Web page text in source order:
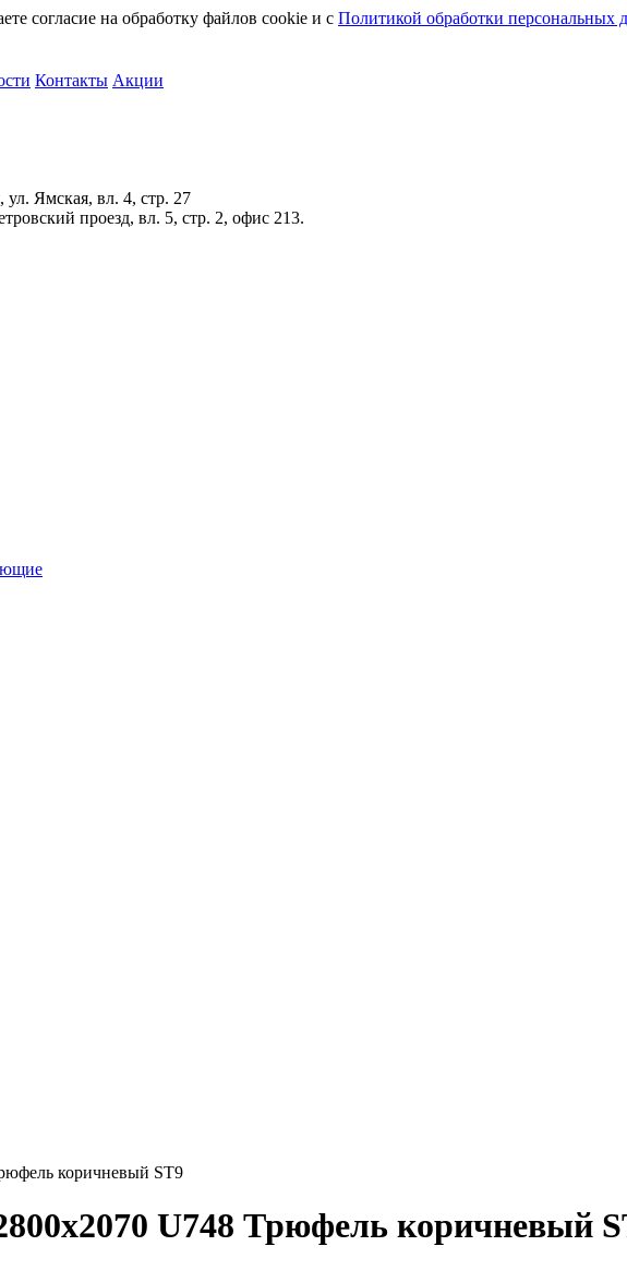
согласие на обработку файлов cookie и с Политикой обработки персональных
Контакты Акции
Ямская, вл. 4, стр. 27
проезд, вл. 5, стр. 2, офис 213.
коричневый ST9
U748 Трюфель коричневый